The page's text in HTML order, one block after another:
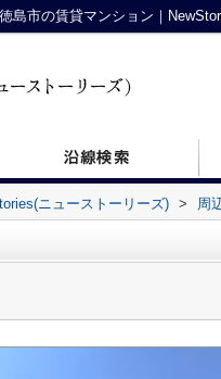
島市の賃貸マンション｜
ニューストーリーズ) > 周